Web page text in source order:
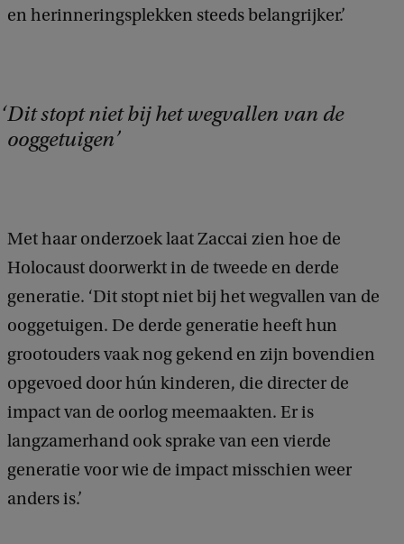
en herinneringsplekken steeds belangrijker.’
Dit stopt niet bij het wegvallen van de
ooggetuigen
Met haar onderzoek laat Zaccai zien hoe de
Holocaust doorwerkt in de tweede en derde
generatie. ‘Dit stopt niet bij het wegvallen van de
ooggetuigen. De derde generatie heeft hun
grootouders vaak nog gekend en zijn bovendien
opgevoed door hún kinderen, die directer de
impact van de oorlog meemaakten. Er is
langzamerhand ook sprake van een vierde
generatie voor wie de impact misschien weer
anders is.’